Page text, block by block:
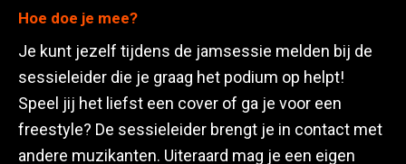
Hoe doe je mee?
Je kunt jezelf tijdens de jamsessie melden bij de
sessieleider die je graag het podium op helpt!
Speel jij het liefst een cover of ga je voor een
freestyle? De sessieleider brengt je in contact met
andere muzikanten. Uiteraard mag je een eigen